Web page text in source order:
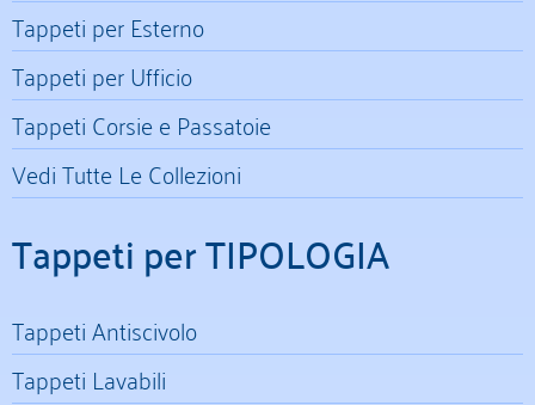
Tappeti per Esterno
Tappeti per Ufficio
Tappeti Corsie e Passatoie
Vedi Tutte Le Collezioni
Tappeti per TIPOLOGIA
Tappeti Antiscivolo
Tappeti Lavabili